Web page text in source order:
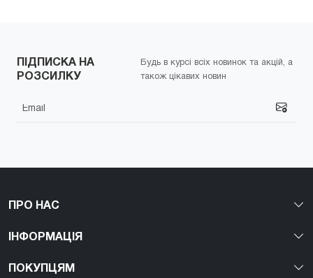
ПІДПИСКА НА
РОЗСИЛКУ
Будь в курсі всіх новинок та акцій, а
також цікавих новин
ПРО НАС
ІНФОРМАЦІЯ
ПОКУПЦЯМ